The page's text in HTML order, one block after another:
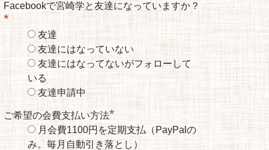
Facebookで宮崎学と友達になっていますか？
*
友達
友達にはなっていない
友達にはなってないがフォローして
いる
友達申請中
ご希望の会費支払い方法*
月会費1100円を定期支払（PayPalの
み。毎月自動引き落とし）